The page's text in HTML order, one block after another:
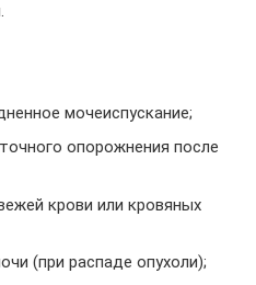
мочеиспускание;
опорожнения после
крови или кровяных
(при распаде опухоли);